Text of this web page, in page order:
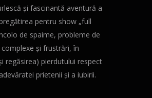
şi fascinantă aventură a
pentru show „full
de spaime, probleme de
şi frustrări, în
regăsirea) pierdutului respect
prietenii şi a iubirii.